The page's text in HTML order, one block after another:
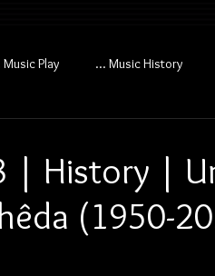
Music Play ... Music History
| History |
(1950-